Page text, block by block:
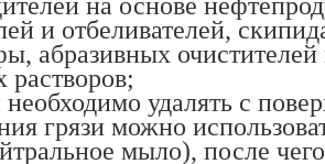
и отбеливателей,
абразивных
удалять с
грязи можно
мыло), после